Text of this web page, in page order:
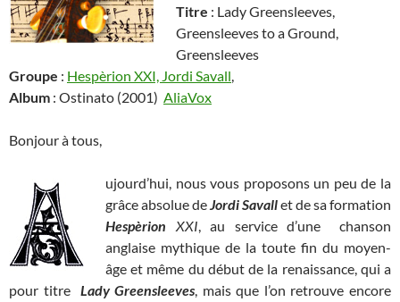
Titre : Lady Greensleeves,
Greensleeves to a Ground,
Greensleeves
Groupe : Hespèrion XXI, Jordi Savall,
Album : Ostinato (2001) AliaVox
Bonjour à tous,
ujourd’hui, nous vous proposons un peu de la
grâce absolue deJordi Savallet de sa formation
Hespèrion XXI, au service d’une chanson
anglaise mythique de la toute fin du moyen-
âge et même du début de la renaissance, qui a
pour titre Lady Greensleeves, mais que l’on retrouve encore